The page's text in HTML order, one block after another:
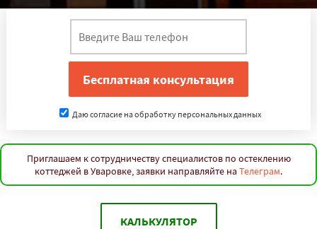
Даю согласие на обработку персональных данных
Приглашаем к сотрудничеству специалистов по остеклению
коттеджей в Уваровке, заявки направляйте на Телеграм.
КАЛЬКУЛЯТОР